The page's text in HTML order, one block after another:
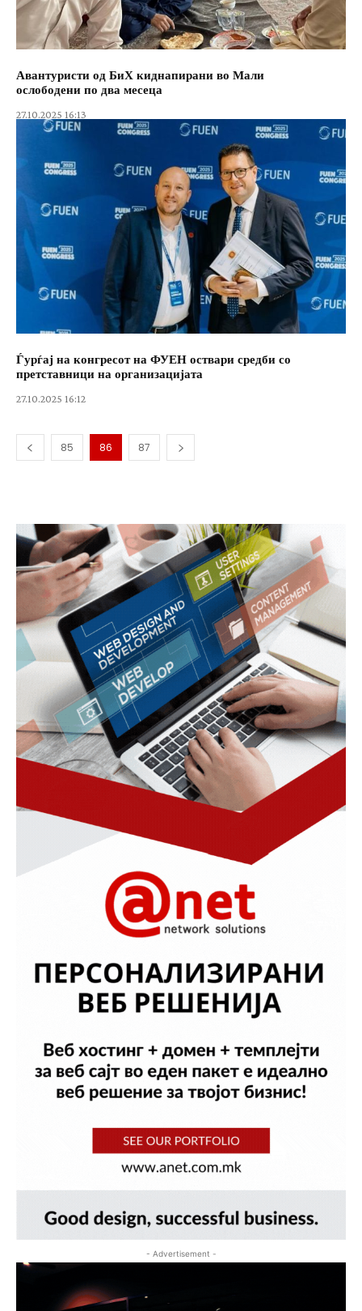
Авантуристи од БиХ киднапирани во Мали
ослободени по два месеца
27.10.2025 16:13
Ѓурѓај на конгресот на ФУЕН оствари средби со
претставници на организацијата
27.10.2025 16:12
85 86 87
- Advertisement -